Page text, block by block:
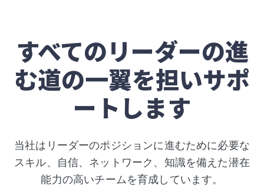
すべてのリーダーの進
む道の一翼を担いサポ
ートします
当社はリーダーのポジションに進むために必要な
スキル、自信、ネットワーク、知識を備えた潜在
能力の高いチームを育成しています。